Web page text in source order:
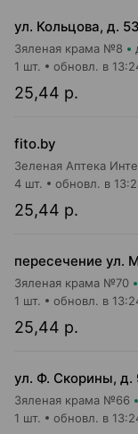
ул. Кольцова, д.
Зяленая крама №8
25,44 р.
1 шт. обновл. в
fito.by
Зеленая Аптека
25,44 р.
4 шт. обновл. в
Зяленая крама №70
25,44 р.
1 шт. обновл. в
Зяленая крама №66
1 шт. обновл. в